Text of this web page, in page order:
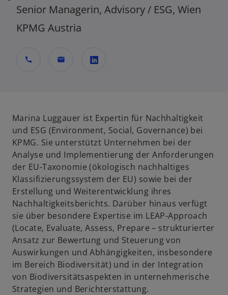
Senior Managerin, Advisory / ESG, Wien
KPMG Austria
call mail
d
i
n
e
i
n
e
r
n
e
u
e
n
R
e
Marina Luggauer ist Expertin für Nachhaltigkeit
und ESG (Environment, Social, Governance) bei
KPMG. Sie unterstützt Unternehmen bei der
Analyse und Implementierung der Anforderungen
der EU-Taxonomie (ökologisch nachhaltiges
Klassifizierungssystem der EU) sowie bei der
Erstellung und Weiterentwicklung ihres
Nachhaltigkeitsberichts. Darüber hinaus verfügt
sie über besondere Expertise im LEAP-Approach
(Locate, Evaluate, Assess, Prepare – strukturierter
Ansatz zur Bewertung und Steuerung von
Auswirkungen und Abhängigkeiten, insbesondere
im Bereich Biodiversität) und in der Integration
von Biodiversitätsaspekten in unternehmerische
Strategien und Berichterstattung.